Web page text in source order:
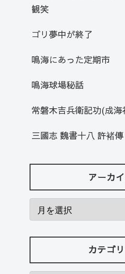
観笑
ゴリ夢中が終了
鳴海にあった定期市
鳴海球場秘話
常磐木吉兵衛記功(成海
三國志 魏書十八 許褚傳
アーカ
カテゴ